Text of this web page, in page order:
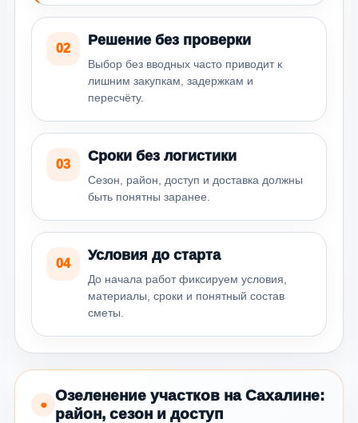
02
Решение без проверки
Выбор без вводных часто приводит к
лишним закупкам, задержкам и
пересчёту.
03
Сроки без логистики
Сезон, район, доступ и доставка должны
быть понятны заранее.
04
Условия до старта
До начала работ фиксируем условия,
материалы, сроки и понятный состав
сметы.
●
Озеленение участков на Сахалине:
район, сезон и доступ